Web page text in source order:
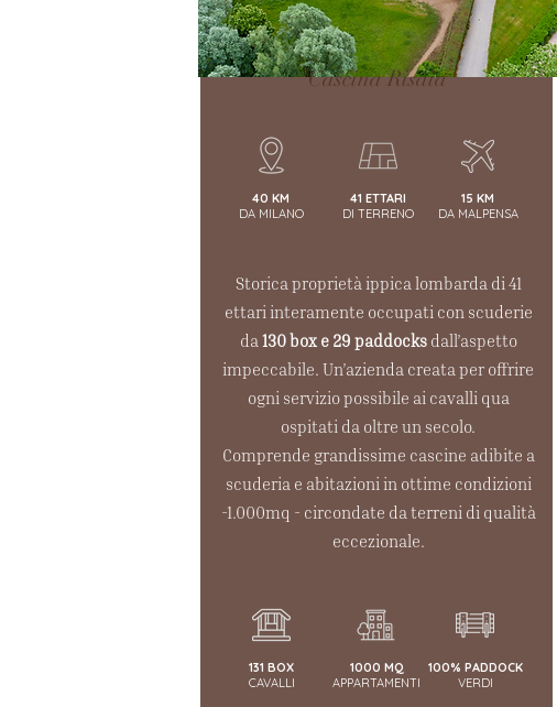
Cascina Risaia
40 KM
DA MILANO
41 ETTARI
DI TERRENO
15 KM
DA MALPENSA
Storica proprietà ippica lombarda di 41
ettari interamente occupati con scuderie
da 130 box e 29 paddocks dall’aspetto
impeccabile. Un’azienda creata per offrire
ogni servizio possibile ai cavalli qua
ospitati da oltre un secolo.
Comprende grandissime cascine adibite a
scuderia e abitazioni in ottime condizioni
-1.000mq - circondate da terreni di qualità
eccezionale.
131 BOX
CAVALLI
1000 MQ
APPARTAMENTI
100% PADDOCK
VERDI